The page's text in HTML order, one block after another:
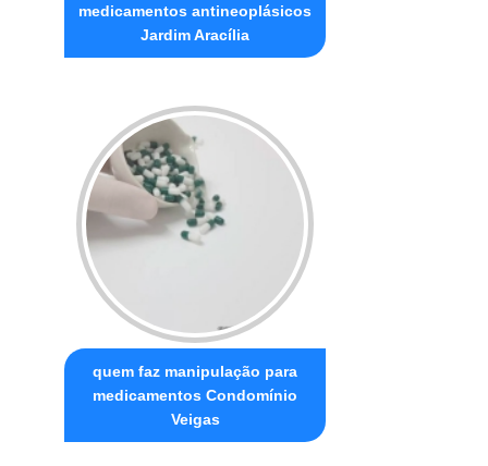
medicamentos antineoplásicos
Jardim Aracília
quem faz manipulação para
medicamentos Condomínio
Veigas